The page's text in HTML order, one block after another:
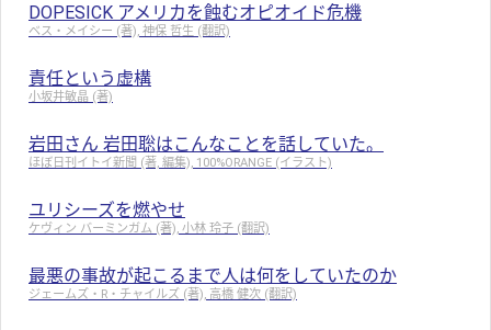
DOPESICK アメリカを蝕むオピオイド危機
ベス・メイシー (著), 神保 哲生 (翻訳)
責任という虚構
小坂井敏晶 (著)
岩田さん 岩田聡はこんなことを話していた。
ほぼ日刊イトイ新聞 (著, 編集), 100%ORANGE (イラスト)
ユリシーズを燃やせ
ケヴィン バーミンガム (著), 小林 玲子 (翻訳)
最悪の事故が起こるまで人は何をしていたのか
ジェームズ・R・チャイルズ (著), 高橋 健次 (翻訳)